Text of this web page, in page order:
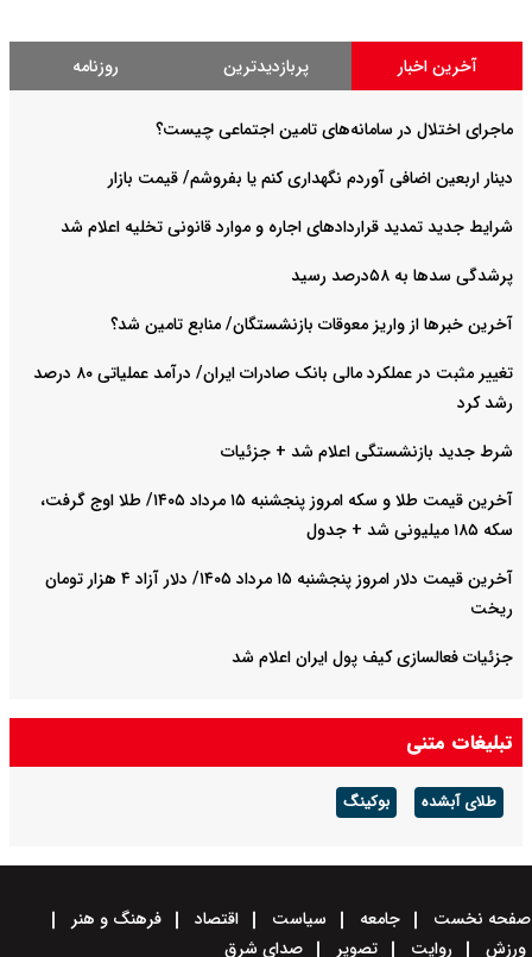
آخرین اخبار پربازدیدترین روزنامه
ماجرای اختلال در سامانه‌های تامین اجتماعی چیست؟
دینار اربعین اضافی آوردم نگهداری کنم یا بفروشم/ قیمت بازار
شرایط جدید تمدید قراردادهای اجاره و موارد قانونی تخلیه اعلام شد
پرشدگی سدها به ۵۸درصد رسید
آخرین خبرها از واریز معوقات بازنشستگان/ منابع تامین شد؟
تغییر مثبت در عملکرد مالی بانک صادرات ایران/ درآمد عملیاتی ۸۰ درصد
رشد کرد
شرط جدید بازنشستگی اعلام شد + جزئیات
آخرین قیمت طلا و سکه امروز پنجشنبه ۱۵ مرداد ۱۴۰۵/ طلا اوج گرفت،
سکه ۱۸۵ میلیونی شد + جدول
آخرین قیمت دلار امروز پنجشنبه ۱۵ مرداد ۱۴۰۵/ دلار آزاد ۴ هزار تومان
ریخت
جزئیات فعالسازی کیف پول ایران اعلام شد
تبلیغات متنی
طلای آبشده بوکینگ
صفحه نخست جامعه سیاست اقتصاد
فرهنگ و هنر
ورزش
روایت تصویر صدای شرق